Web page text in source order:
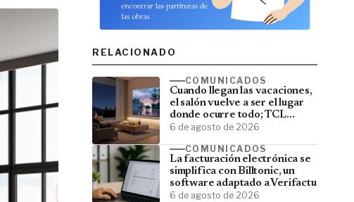
RELACIONADO
COMUNICADOS
Cuando llegan las vacaciones,
el salón vuelve a ser el lugar
donde ocurre todo; TCL
convierte el televisor en el
6 de agosto de 2026
COMUNICADOS
La facturación electrónica se
simplifica con Billtonic, un
software adaptado a Verifactu
6 de agosto de 2026